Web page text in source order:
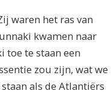
waren het ras van
kwamen naar
toe te staan een
zou zijn, wat we
als de Atlantiërs